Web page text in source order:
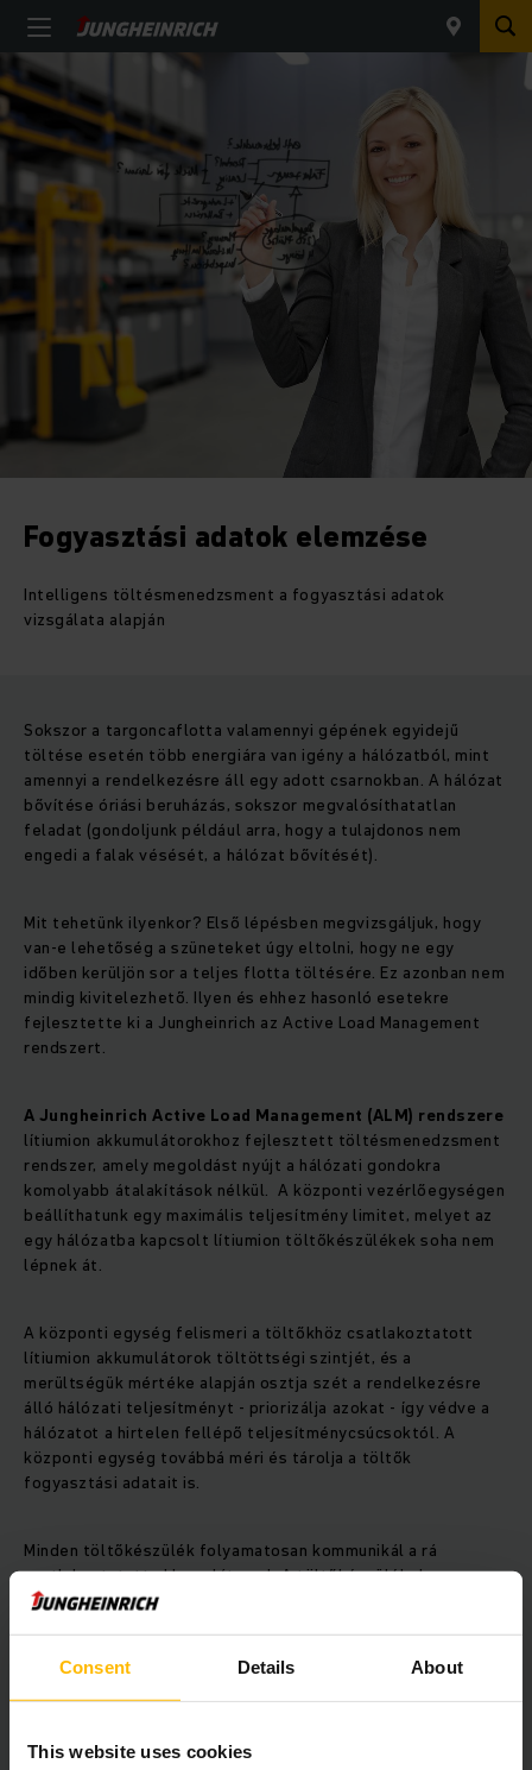
Consent Details About
This website uses cookies
Fogyasztási adatok elemzése
Intelligens töltésmenedzsment a fogyasztási adatok
vizsgálata alapján
Sokszor a targoncaflotta valamennyi gépének egyidejű
töltése esetén több energiára van igény a hálózatból, mint
amennyi a rendelkezésre áll egy adott csarnokban. A hálózat
bővítése óriási beruházás, sokszor megvalósíthatatlan
feladat (gondoljunk például arra, hogy a tulajdonos nem
engedi a falak vésését, a hálózat bővítését).
Mit tehetünk ilyenkor? Első lépésben megvizsgáljuk, hogy
van-e lehetőség a szüneteket úgy eltolni, hogy ne egy
időben kerüljön sor a teljes flotta töltésére. Ez azonban nem
mindig kivitelezhető. Ilyen és ehhez hasonló esetekre
fejlesztette ki a Jungheinrich az Active Load Management
rendszert.
A Jungheinrich Active Load Management (ALM) rendszere
lítiumion akkumulátorokhoz fejlesztett töltésmenedzsment
rendszer, amely megoldást nyújt a hálózati gondokra
komolyabb átalakítások nélkül. A központi vezérlőegységen
beállíthatunk egy maximális teljesítmény limitet, melyet az
egy hálózatba kapcsolt lítiumion töltőkészülékek soha nem
lépnek át.
A központi egység felismeri a töltőkhöz csatlakoztatott
lítiumion akkumulátorok töltöttségi szintjét, és a
merültségük mértéke alapján osztja szét a rendelkezésre
álló hálózati teljesítményt - priorizálja azokat - így védve a
hálózatot a hirtelen fellépő teljesítménycsúcsoktól. A
központi egység továbbá méri és tárolja a töltők
fogyasztási adatait is.
Minden töltőkészülék folyamatosan kommunikál a rá
csatlakoztatott akkumulátorral. A töltőkészülékek egy
központi vezérlőegységhez kapcsolódnak, melyen